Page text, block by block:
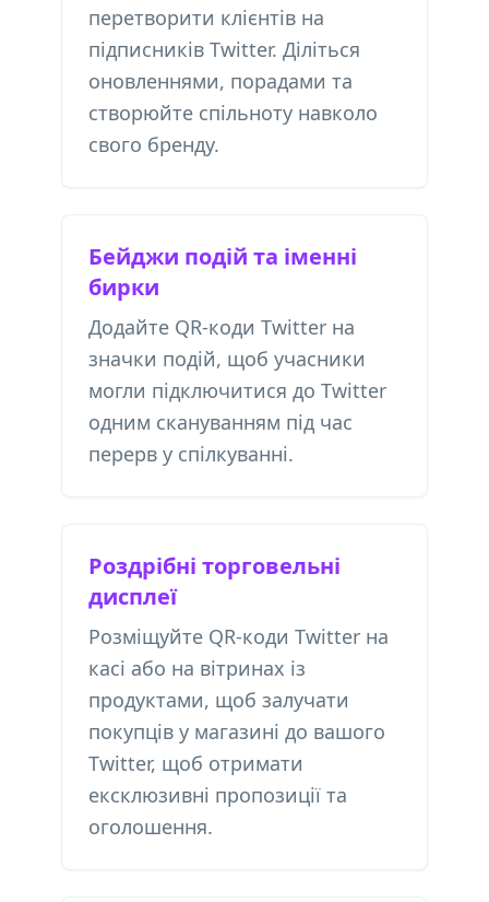
перетворити клієнтів на
підписників Twitter. Діліться
оновленнями, порадами та
створюйте спільноту навколо
свого бренду.
Бейджи подій та іменні
бирки
Додайте QR-коди Twitter на
значки подій, щоб учасники
могли підключитися до Twitter
одним скануванням під час
перерв у спілкуванні.
Роздрібні торговельні
дисплеї
Розміщуйте QR-коди Twitter на
касі або на вітринах із
продуктами, щоб залучати
покупців у магазині до вашого
Twitter, щоб отримати
ексклюзивні пропозиції та
оголошення.